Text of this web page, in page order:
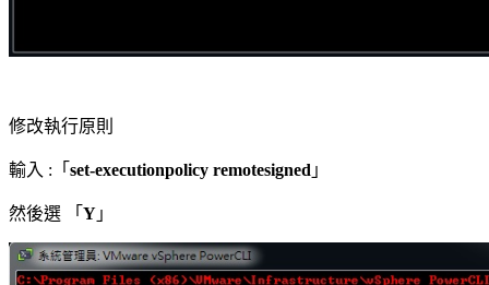
修改執行原則
輸入 :「 set-executionpolicy remotesigned 」
然後選 「 Y 」